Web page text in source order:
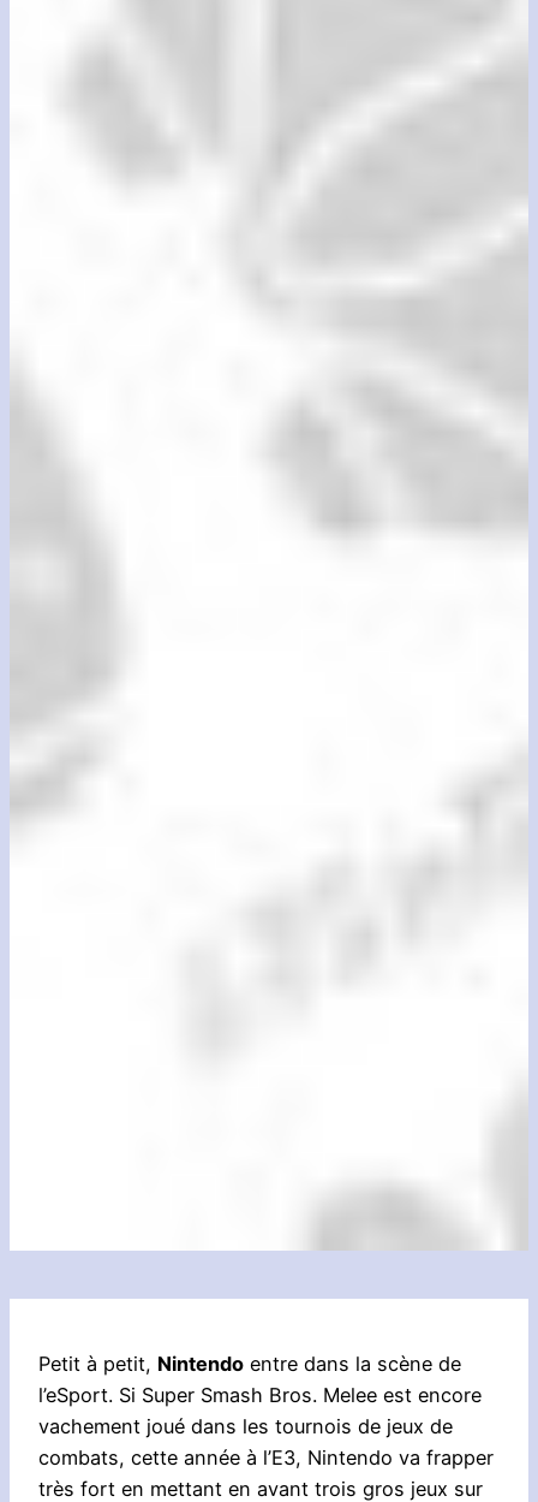
Petit à petit, Nintendo entre dans la scène de
l’eSport. Si Super Smash Bros. Melee est encore
vachement joué dans les tournois de jeux de
combats, cette année à l’E3, Nintendo va frapper
très fort en mettant en avant trois gros jeux sur